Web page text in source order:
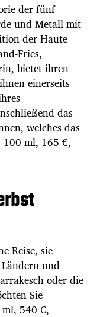
der fünf
und Metall mit
der Haute
Fries,
bietet ihren
einerseits
das
welches das
100 ml, 165 €,
Reise, sie
und
oder die
Sie
540 €,